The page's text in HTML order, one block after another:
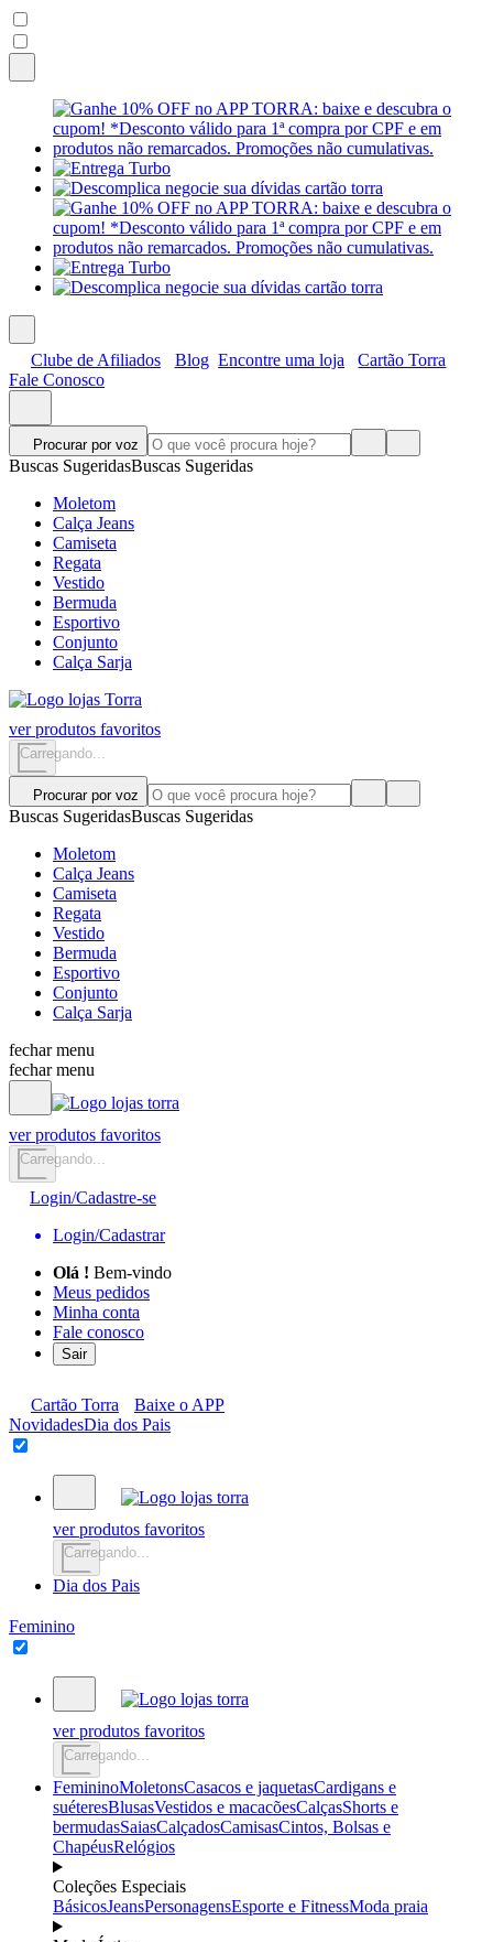
Clube de Afiliados Blog Encontre uma loja
Cartão Torra
Fale Conosco
Procurar por voz
Buscas SugeridasBuscas Sugeridas
Moletom
Calça Jeans
Camiseta
Regata
Vestido
Bermuda
Esportivo
Conjunto
Calça Sarja
ver produtos favoritos
Carregando...
Procurar por voz
Buscas SugeridasBuscas Sugeridas
Moletom
Calça Jeans
Camiseta
Regata
Vestido
Bermuda
Esportivo
Conjunto
Calça Sarja
fechar menu
fechar menu
ver produtos favoritos
Carregando...
Login/Cadastre-se
Login/Cadastrar
Olá ! Bem-vindo
Meus pedidos
Minha conta
Fale conosco
Sair
Cartão Torra
Baixe o APP
NovidadesDia dos Pais
ver produtos favoritos
Carregando...
Dia dos Pais
Feminino
ver produtos favoritos
Carregando...
FemininoMoletonsCasacos e jaquetasCardigans e
suéteresBlusasVestidos e macacõesCalçasShorts e
bermudasSaiasCalçadosCamisasCintos, Bolsas e
ChapéusRelógios
Coleções Especiais
BásicosJeansPersonagensEsporte e FitnessModa praia